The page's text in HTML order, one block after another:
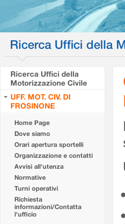
Ricerca Uffici della
Ricerca Uffici della
Motorizzazione Civile
UFF. MOT. CIV. DI
FROSINONE
Home Page
Dove siamo
Orari apertura sportelli
Organizzazione e contatti
Avvisi all'utenza
Normative
Turni operativi
Richiesta
informazioni/Contatta
l'ufficio